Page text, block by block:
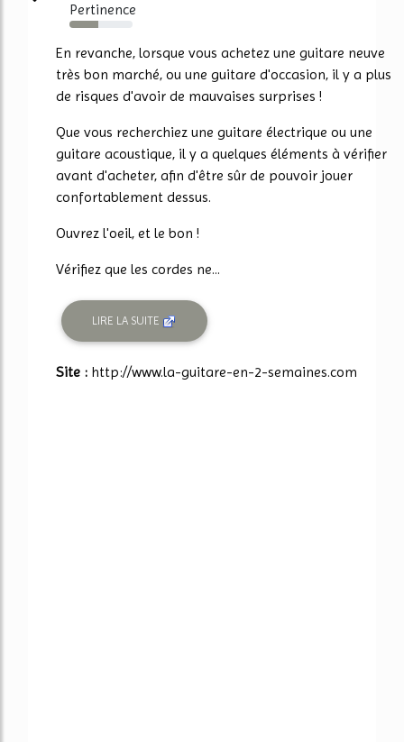
Pertinence
46%
En revanche, lorsque vous achetez une guitare neuve
très bon marché, ou une guitare d'occasion, il y a plus
de risques d'avoir de mauvaises surprises !
Que vous recherchiez une guitare électrique ou une
guitare acoustique, il y a quelques éléments à vérifier
avant d'acheter, afin d'être sûr de pouvoir jouer
confortablement dessus.
Ouvrez l'oeil, et le bon !
Vérifiez que les cordes ne...
LIRE LA SUITE
Site : http://www.la-guitare-en-2-semaines.com